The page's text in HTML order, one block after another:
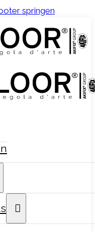
springen